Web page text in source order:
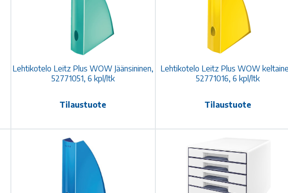
Lehtikotelo Leitz Plus WOW Jäänsininen,
52771051, 6 kpl/ltk
Tilaustuote
Lehtikotelo Leitz Plus WOW
52771016, 6 kpl/ltk
Tilaustuote